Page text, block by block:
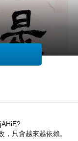
只會越來越依賴。